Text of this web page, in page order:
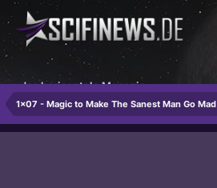
das horizontale Magazin
1x07 - Magic to Make The Sanest Man Go Mad